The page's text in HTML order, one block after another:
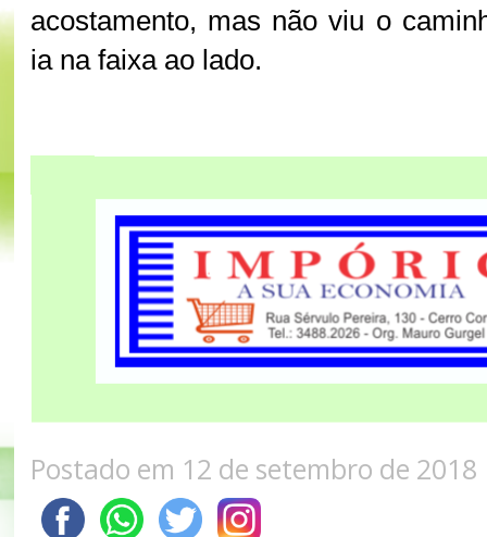
acostamento, mas não viu o
ia na faixa ao lado.
Postado em 12 de setembro de 2018